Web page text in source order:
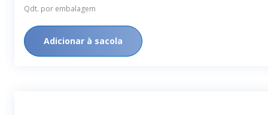
Qdt. por embalagem
Adicionar à sacola